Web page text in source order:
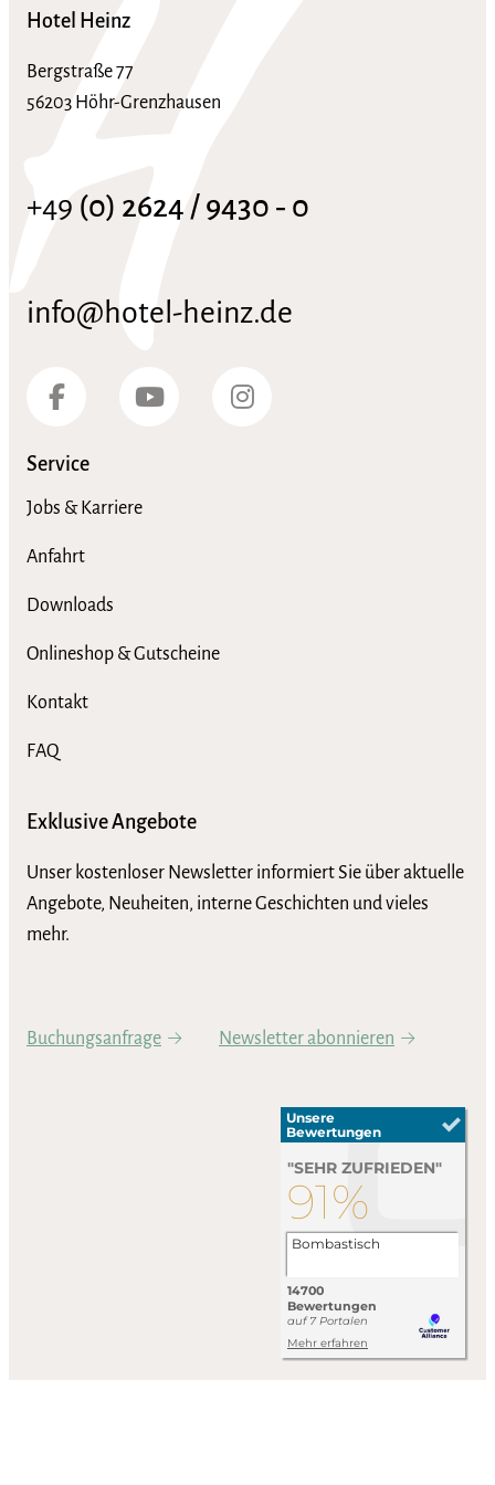
Hotel Heinz
Bergstraße 77
56203 Höhr-Grenzhausen
+49 (0) 2624 / 9430 ‑ 0
info@hotel-heinz.de
Service
Jobs & Karriere
Anfahrt
Downloads
Onlineshop & Gutscheine
Kontakt
FAQ
Exklusive Angebote
Unser kostenloser Newsletter informiert Sie über aktuelle
Angebote, Neuheiten, interne Geschichten und vieles
mehr.
Buchungsanfrage Newsletter abonnieren